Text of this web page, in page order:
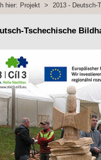
hier: Projekt > 2013 - Deutsch-
Tschechische